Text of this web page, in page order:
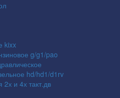
kixx
g/g1/pao
hd/hd1/d1rv
2х и 4х такт.дв